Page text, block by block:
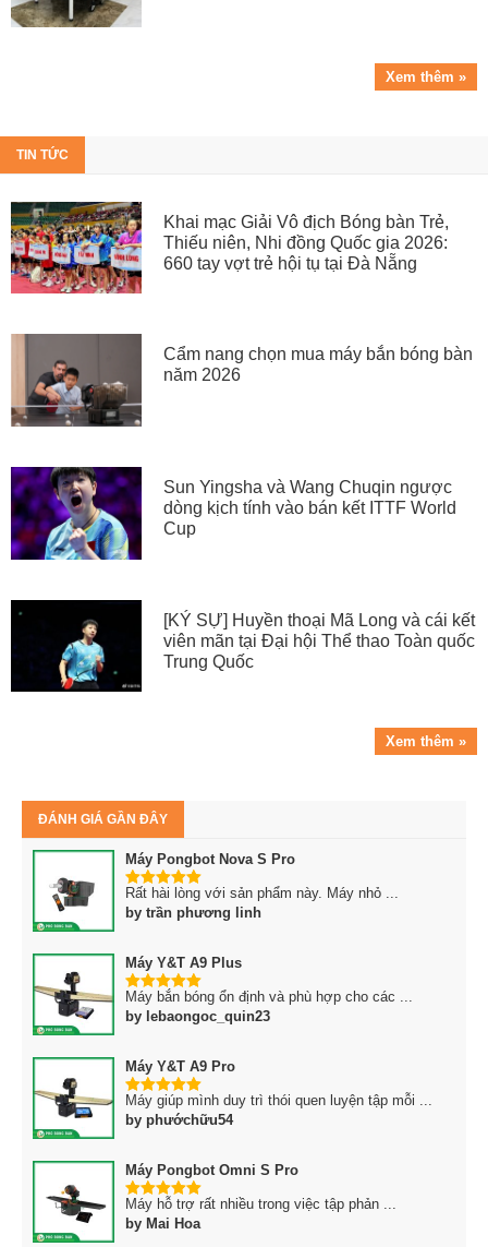
Xem thêm »
TIN TỨC
Khai mạc Giải Vô địch Bóng bàn Trẻ,
Thiếu niên, Nhi đồng Quốc gia 2026:
660 tay vợt trẻ hội tụ tại Đà Nẵng
Cẩm nang chọn mua máy bắn bóng bàn
năm 2026
Sun Yingsha và Wang Chuqin ngược
dòng kịch tính vào bán kết ITTF World
Cup
[KÝ SỰ] Huyền thoại Mã Long và cái kết
viên mãn tại Đại hội Thể thao Toàn quốc
Trung Quốc
Xem thêm »
ĐÁNH GIÁ GẦN ĐÂY
Máy Pongbot Nova S Pro
5trên 5
Rất hài lòng với sản phẩm này. Máy nhỏ ...
by trần phương linh
Máy Y&T A9 Plus
5trên 5
Máy bắn bóng ổn định và phù hợp cho các ...
by lebaongoc_quin23
Máy Y&T A9 Pro
5trên 5
Máy giúp mình duy trì thói quen luyện tập mỗi ...
by phướchữu54
Máy Pongbot Omni S Pro
5trên 5
Máy hỗ trợ rất nhiều trong việc tập phản ...
by Mai Hoa